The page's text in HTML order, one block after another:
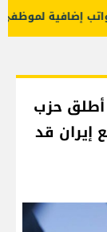
أطلق حزب
إيران قد